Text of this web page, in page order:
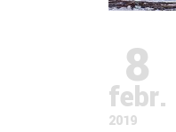
8
febr.
2019